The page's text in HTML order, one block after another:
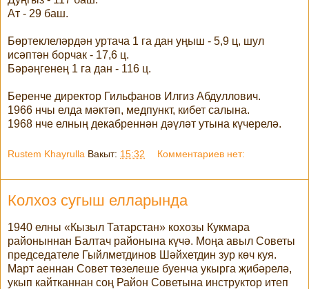
Ат - 29 баш.
Бөртеклеләрдән уртача 1 га дан уңыш - 5,9 ц, шул
исәптән борчак - 17,6 ц.
Бәрәңгенең 1 га дан - 116 ц.
Беренче директор Гильфанов Илгиз Абдуллович.
1966 нчы елда мәктәп, медпункт, кибет салына.
1968 нче елның декабреннән дәүләт утына күчерелә.
Rustem Khayrulla Вакыт: 15:32 Комментариев нет:
Колхоз сугыш елларында
1940 елны «Кызыл Татарстан» кохозы Кукмара
районыннан Балтач районына күчә. Моңа авыл Советы
председателе Гыйлметдинов Шәйхетдин зур көч куя.
Март аеннан Совет төзелеше буенча укырга җибәрелә,
укып кайтканнан соң Район Советына инструктор итеп